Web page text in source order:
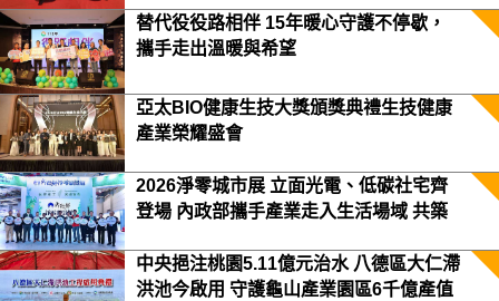
替代役役路相伴 15年暖心守護不停歇，
攜手走出溫暖與希望
亞太BIO健康生技大獎頒獎典禮生技健康
產業榮耀盛會
2026淨零城市展 立面光電、低碳社宅齊
登場 內政部攜手產業走入生活場域 共築
中央挹注桃園5.11億元治水 八德區大仁滯
洪池今啟用 守護龜山產業園區6千億產值